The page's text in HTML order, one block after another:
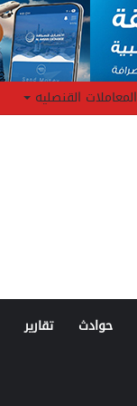
المعاملات القنصليه
حوادث تقارير